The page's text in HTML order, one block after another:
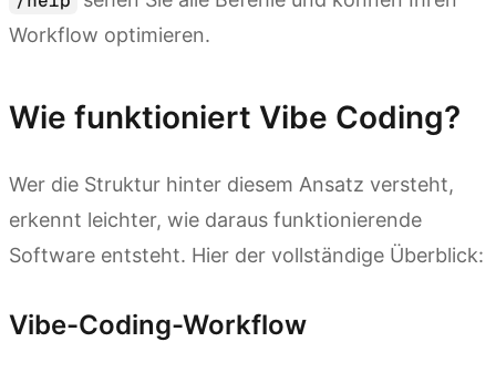
Workflow optimieren.
Wie funktioniert Vibe Coding?
Wer die Struktur hinter diesem Ansatz versteht,
erkennt leichter, wie daraus funktionierende
Software entsteht. Hier der vollständige Überblick:
Vibe-Coding-Workflow